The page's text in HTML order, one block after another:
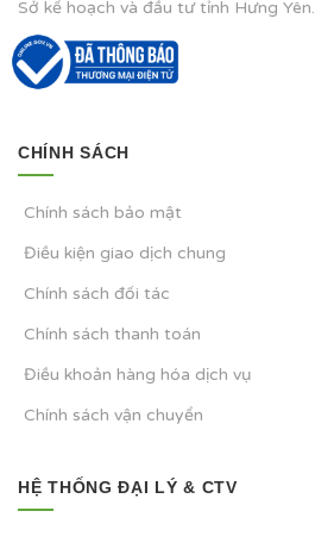
Sở kế hoạch và đầu tư tỉnh Hưng Yên.
CHÍNH SÁCH
Chính sách bảo mật
Điều kiện giao dịch chung
Chính sách đối tác
Chính sách thanh toán
Điều khoản hàng hóa dịch vụ
Chính sách vận chuyển
HỆ THỐNG ĐẠI LÝ & CTV